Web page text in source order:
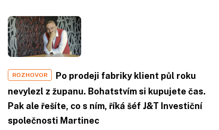
ROZHOVOR
Po prodeji fabriky klient půl roku
nevylezl z županu. Bohatstvím si kupujete čas.
Pak ale řešíte, co s ním, říká šéf J&T Investiční
společnosti Martinec